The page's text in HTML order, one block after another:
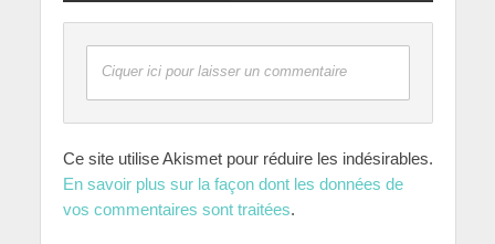
Ciquer ici pour laisser un commentaire
Ce site utilise Akismet pour réduire les indésirables.
En savoir plus sur la façon dont les données de
vos commentaires sont traitées.